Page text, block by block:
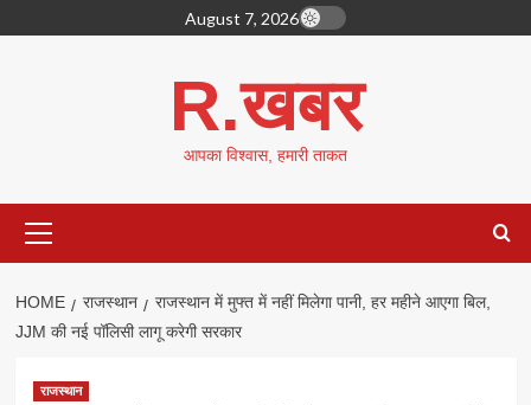
to
August 7, 2026
R.खबर
आपका विश्वास, हमारी ताकत
Menu
HOME राजस्थान
राजस्थान में मुफ्त में नहीं मिलेगा पानी, हर महीने आएगा बिल,
JJM की नई पॉलिसी लागू करेगी सरकार
राजस्थान